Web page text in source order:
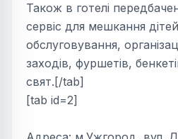
Також в готелі
сервіс для мешкання
обслуговування,
заходів, фуршетів,
свят.[/tab]
[tab id=2]